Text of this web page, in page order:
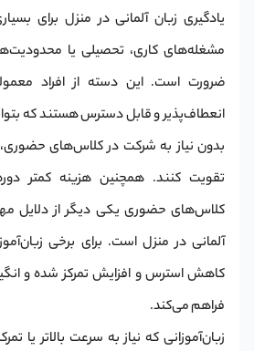
یادگیری زبان آلمانی در منزل برای
مشغله‌های کاری، تحصیلی یا
ضرورت است. این دسته از افراد
انعطاف‌پذیر و قابل دسترس هستند که
بدون نیاز به شرکت در کلاس‌های
تقویت کنند. همچنین هزینه کمتر
کلاس‌های حضوری یکی دیگر از دلایل
آلمانی در منزل است. برای برخی
کاهش استرس و افزایش تمرکز شده و
فراهم می‌کند.
زبان‌آموزانی که نیاز به سرعت بالاتر یا